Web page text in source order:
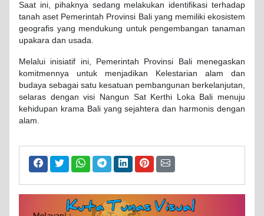
Saat ini, pihaknya sedang melakukan identifikasi terhadap
tanah aset Pemerintah Provinsi Bali yang memiliki ekosistem
geografis yang mendukung untuk pengembangan tanaman
upakara dan usada.
Melalui inisiatif ini, Pemerintah Provinsi Bali menegaskan
komitmennya untuk menjadikan Kelestarian alam dan
budaya sebagai satu kesatuan pembangunan berkelanjutan,
selaras dengan visi Nangun Sat Kerthi Loka Bali menuju
kehidupan krama Bali yang sejahtera dan harmonis dengan
alam.